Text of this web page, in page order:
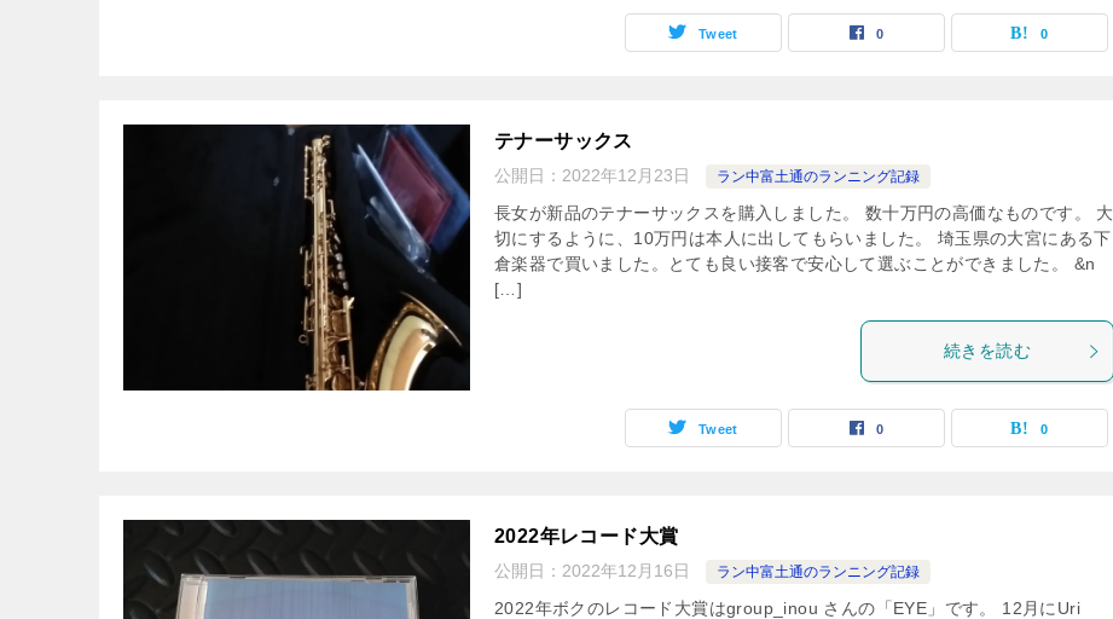
Tweet 0 0
テナーサックス
公開日： 2022年12月23日 ラン中富土通のランニング記録
長女が新品のテナーサックスを購入しました。 数十万円の高価なものです。 大
切にするように、10万円は本人に出してもらいました。 埼玉県の大宮にある下
倉楽器で買いました。とても良い接客で安心して選ぶことができました。 &n
[…]
続きを読む
Tweet 0 0
2022年レコード大賞
公開日： 2022年12月16日 ラン中富土通のランニング記録
2022年ボクのレコード大賞はgroup_inou さんの「EYE」です。 12月にUri